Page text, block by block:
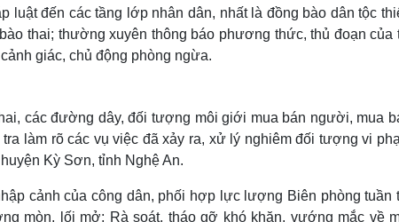
luật đến các tầng lớp nhân dân, nhất là đồng bào dân tộc
thai; thường xuyên thông báo phương thức, thủ đoạn của
giác, chủ động phòng ngừa.
các đường dây, đối tượng môi giới mua bán người, mua
làm rõ các vụ việc đã xảy ra, xử lý nghiêm đối tượng vi
Kỳ Sơn, tỉnh Nghệ An.
cảnh của công dân, phối hợp lực lượng Biên phòng tuần
mòn, lối mở; Rà soát, tháo gỡ khó khăn, vướng mắc về